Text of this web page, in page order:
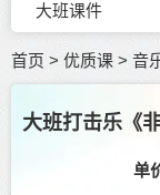
大班课件
首页 >优质课 > 音
大班打击乐《
单